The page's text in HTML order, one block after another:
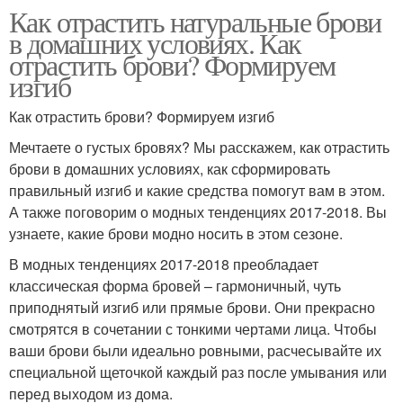
Как отрастить натуральные брови
в домашних условиях. Как
отрастить брови? Формируем
изгиб
Как отрастить брови? Формируем изгиб
Мечтаете о густых бровях? Мы расскажем, как отрастить
брови в домашних условиях, как сформировать
правильный изгиб и какие средства помогут вам в этом.
А также поговорим о модных тенденциях 2017-2018. Вы
узнаете, какие брови модно носить в этом сезоне.
В модных тенденциях 2017-2018 преобладает
классическая форма бровей – гармоничный, чуть
приподнятый изгиб или прямые брови. Они прекрасно
смотрятся в сочетании с тонкими чертами лица. Чтобы
ваши брови были идеально ровными, расчесывайте их
специальной щеточкой каждый раз после умывания или
перед выходом из дома.